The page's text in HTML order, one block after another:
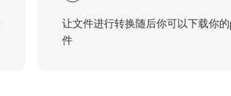
让文件进行转换随后你可以下载你
件